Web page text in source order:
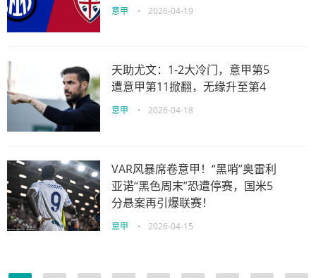
意甲 • 2026-04-19
天助尤文：1-2大冷门，意甲第5
遭意甲第11掀翻，无缘升至第4
意甲 • 2026-04-18
VAR风暴席卷意甲！“黑哨”奥雷利
亚诺“黑色周末”恐遭停赛，国米5
分悬案再引爆联赛！
意甲 • 2026-04-15